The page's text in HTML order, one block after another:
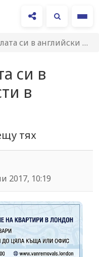
туристи в Слънчев бряг
си в
в
тях
2017, 10:19